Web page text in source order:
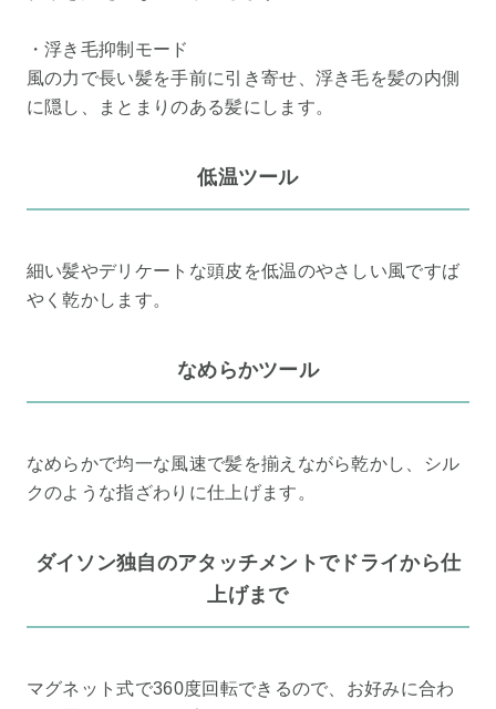
・浮き毛抑制モード
風の力で長い髪を手前に引き寄せ、浮き毛を髪の内側
に隠し、まとまりのある髪にします。
低温ツール
細い髪やデリケートな頭皮を低温のやさしい風ですば
やく乾かします。
なめらかツール
なめらかで均一な風速で髪を揃えながら乾かし、シル
クのような指ざわりに仕上げます。
ダイソン独自のアタッチメントでドライから仕
上げまで
マグネット式で360度回転できるので、お好みに合わ